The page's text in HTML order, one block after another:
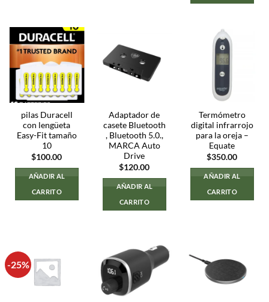
pilas Duracell
con lengüeta
Easy-Fit tamaño
10
$100.00
AÑADIR AL
CARRITO
Adaptador de
casete Bluetooth
, Bluetooth 5.0.,
MARCA Auto
Drive
$120.00
AÑADIR AL
CARRITO
Termómetro
digital infrarrojo
para la oreja –
Equate
$350.00
AÑADIR AL
CARRITO
-25%